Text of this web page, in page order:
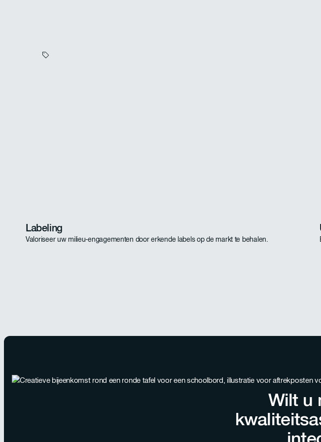
Labeling
Valoriseer uw milieu-engagementen door erkende labels op de markt te behalen.
Wilt u